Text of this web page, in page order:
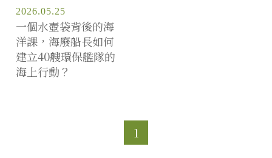
2026.05.25
一個水壺袋背後的海
洋課，海廢船長如何
建立40艘環保艦隊的
海上行動？
1